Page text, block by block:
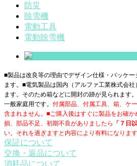
防災
除雪機
電動工具
電動除雪機
■製品は改良等の理由でデザイン仕様・パッケ
ます。■電気製品は国内（アルファ工業株式会
ます。そのため箱などに開封の跡が見られます
一般家庭用です。 付属部品、付属工具、箱、ケ
含まれません。■ご購入後はすぐに製品をお確
損、部品不足、初期不良がありましたら
「７日
い。それを過ぎますと内容により有料になります
保証について
交換・返品について
消耗品について